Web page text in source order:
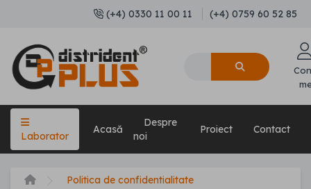
(+4) 0330 11 00 11 (+4) 0759 60 52 85
Laborator
Acasă
Despre
noi
Proiect Contact
Politica de confidentialitate